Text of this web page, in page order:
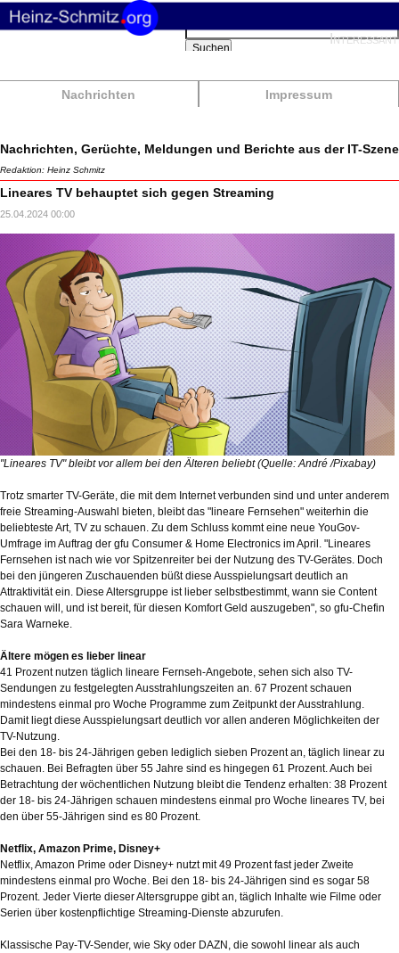
Nachrichten Impressum
Suchbegriffe
Suchen
Nachrichten, Gerüchte, Meldungen und Berichte aus der IT-Szene
Redaktion: Heinz Schmitz
Lineares TV behauptet sich gegen Streaming
25.04.2024 00:00
"Lineares TV" bleibt vor allem bei den Älteren beliebt (Quelle: André /Pixabay)
Trotz smarter TV-Geräte, die mit dem Internet verbunden sind und unter anderem
freie Streaming-Auswahl bieten, bleibt das "lineare Fernsehen" weiterhin die
beliebteste Art, TV zu schauen. Zu dem Schluss kommt eine neue YouGov-
Umfrage im Auftrag der gfu Consumer & Home Electronics im April. "Lineares
Fernsehen ist nach wie vor Spitzenreiter bei der Nutzung des TV-Gerätes. Doch
bei den jüngeren Zuschauenden büßt diese Ausspielungsart deutlich an
Attraktivität ein. Diese Altersgruppe ist lieber selbstbestimmt, wann sie Content
schauen will, und ist bereit, für diesen Komfort Geld auszugeben", so gfu-Chefin
Sara Warneke.
Ältere mögen es lieber linear
41 Prozent nutzen täglich lineare Fernseh-Angebote, sehen sich also TV-
Sendungen zu festgelegten Ausstrahlungszeiten an. 67 Prozent schauen
mindestens einmal pro Woche Programme zum Zeitpunkt der Ausstrahlung.
Damit liegt diese Ausspielungsart deutlich vor allen anderen Möglichkeiten der
TV-Nutzung.
Bei den 18- bis 24-Jährigen geben lediglich sieben Prozent an, täglich linear zu
schauen. Bei Befragten über 55 Jahre sind es hingegen 61 Prozent. Auch bei
Betrachtung der wöchentlichen Nutzung bleibt die Tendenz erhalten: 38 Prozent
der 18- bis 24-Jährigen schauen mindestens einmal pro Woche lineares TV, bei
den über 55-Jährigen sind es 80 Prozent.
Netflix, Amazon Prime, Disney+
Netflix, Amazon Prime oder Disney+ nutzt mit 49 Prozent fast jeder Zweite
mindestens einmal pro Woche. Bei den 18- bis 24-Jährigen sind es sogar 58
Prozent. Jeder Vierte dieser Altersgruppe gibt an, täglich Inhalte wie Filme oder
Serien über kostenpflichtige Streaming-Dienste abzurufen.
Klassische Pay-TV-Sender, wie Sky oder DAZN, die sowohl linear als auch